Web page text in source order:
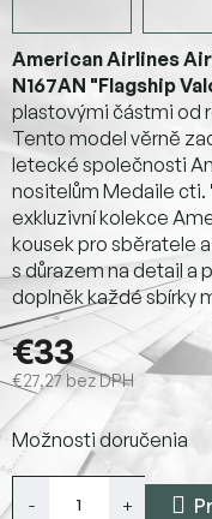
€33
€27,27 bez DPH
Jednotková
cena:
Možnosti doručenia
American Airlines
N167AN "Flagship
plastovými částmi od
Tento model věrně
letecké společnosti
nositelům Medaile cti.
exkluzivní kolekce
kousek pro sběratele
s důrazem na detail a
doplněk každé sbírky